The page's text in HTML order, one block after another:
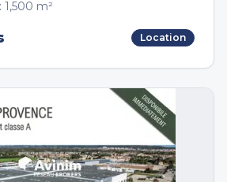
1,500 m²
Location